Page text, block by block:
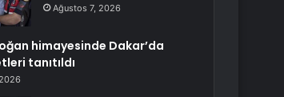
Ağustos 7, 2026
himayesinde Dakar’da
tanıtıldı